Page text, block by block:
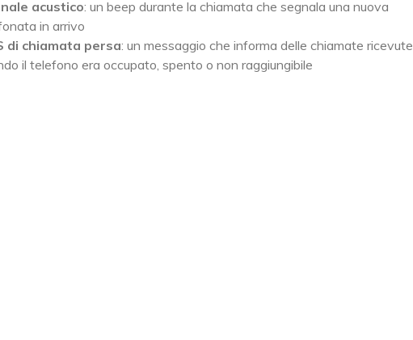
acustico: un beep durante la chiamata che segnala una nuova
in arrivo
di chiamata persa: un messaggio che informa delle chiamate ricevute
il telefono era occupato, spento o non raggiungibile